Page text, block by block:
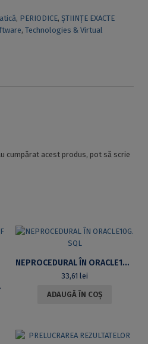
, PERIODICE, ȘTIINȚE EXACTE
, Technologies & Virtual
cumpărat acest produs, pot să scrie
2020
NEPROCEDURAL ÎN ORACLE10G. SQL
33,61lei
ADAUGĂ ÎN COȘ